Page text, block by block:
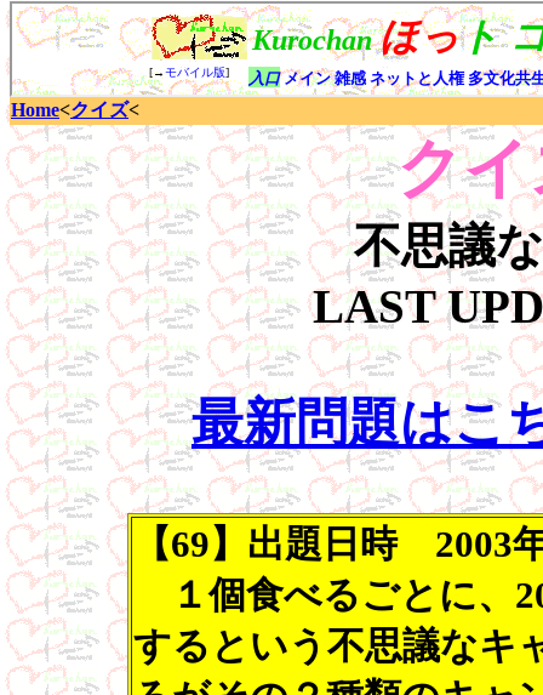
Home<クイズ<
クイ
不思議
LAST
最新問題はこ
【69】出題日時 2003
１個食べるごとに、
するという不思議なキ